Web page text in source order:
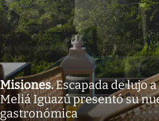
Misiones.Escapada de lujo
Meliá Iguazú presentó su
gastronómica